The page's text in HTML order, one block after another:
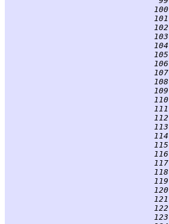
100
101
102
103
104
105
106
107
108
109
110
111
112
113
114
115
116
117
118
119
120
121
122
123